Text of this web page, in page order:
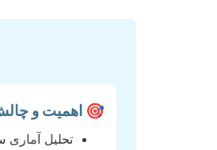
🎯 اهمیت و
تحلیل آماری